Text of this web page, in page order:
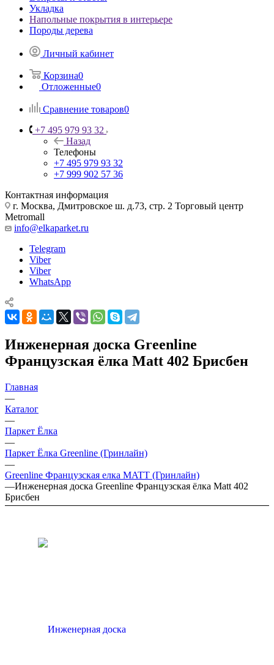
Укладка
Напольные покрытия в интерьере
Породы дерева
Личный кабинет
Корзина0
Отложенные0
Сравнение товаров0
+7 495 979 93 32
Назад
Телефоны
+7 495 979 93 32
+7 999 902 57 36
Контактная информация
г. Москва, Дмитровское ш. д.73, стр. 2 Торговый центр
Metromall
info@elkaparket.ru
Telegram
Viber
Viber
WhatsApp
Инженерная доска Greenline
Французская ёлка Matt 402 Брисбен
Главная
—
Каталог
—
Паркет Ёлка
—
Паркет Ёлка Greenline (Гринлайн)
—
Greenline Французская елка MATT (Гринлайн)
—Инженерная доска Greenline Французская ёлка Matt 402
Брисбен